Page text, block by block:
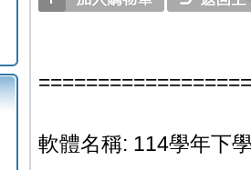
軟體名稱: 114學年下